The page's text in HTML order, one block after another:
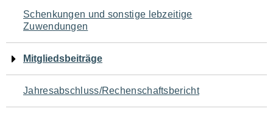
Schenkungen und sonstige lebzeitige
Zuwendungen
Mitgliedsbeiträge
Jahresabschluss/Rechenschaftsbericht